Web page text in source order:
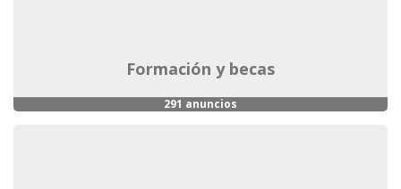
formación y becas
291 anuncios